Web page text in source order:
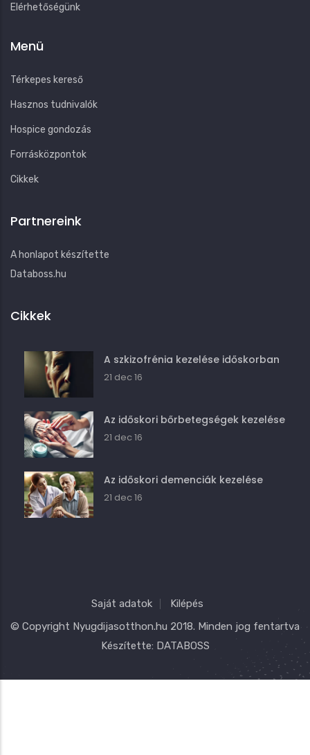
Elérhetőségünk
Menü
Térkepes kereső
Hasznos tudnivalók
Hospice gondozás
Forrásközpontok
Cikkek
Partnereink
A honlapot készítette
Databoss.hu
Cikkek
A szkizofrénia kezelése időskorban
21 dec 16
Az időskori bőrbetegségek kezelése
21 dec 16
Az időskori demenciák kezelése
21 dec 16
Saját adatok
Kilépés
© Copyright Nyugdijasotthon.hu 2018. Minden jog fentartva
Készítette: DATABOSS